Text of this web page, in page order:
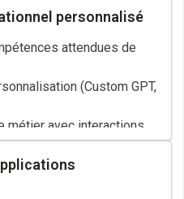
des APIspersonnalisé
attendues de
(Custom GPT,
métier avec interactions